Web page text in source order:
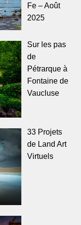
Fe – Août
2025
Sur les pas
de
Pétrarque à
Fontaine de
Vaucluse
33 Projets
de Land Art
Virtuels